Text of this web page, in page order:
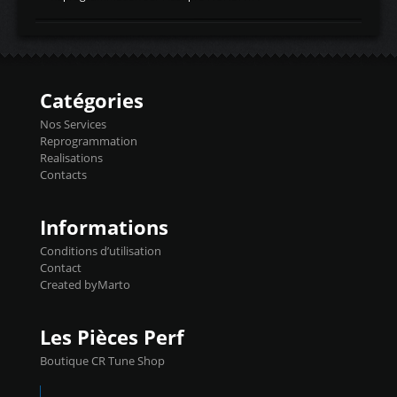
d'admissiontemp ex. pour atmo -30- 80°C
temperaturetemperature ldr moteurtemp
Injecteurs + Flashpro 1370€ TTC Le
précise et performante. Vous pourrez
basculer de la carto sans plomb à Ethanol à
l'aide du flashpro OPTION ECONOMIQUES
Reprog SP 98 sur le calculateur d'origine
450€ TTC Un gain d'environ 10cv et 15nm
Catégories
Nos Services
Reprogrammation
Realisations
Contacts
Informations
Conditions d’utilisation
Contact
Created byMarto
Les Pièces Perf
Boutique CR Tune Shop